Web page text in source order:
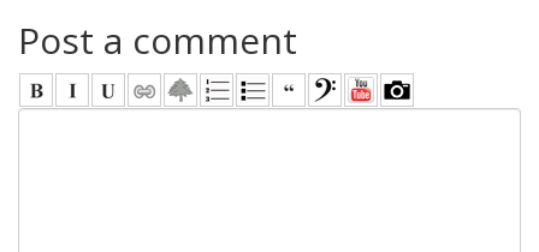
Post a comment